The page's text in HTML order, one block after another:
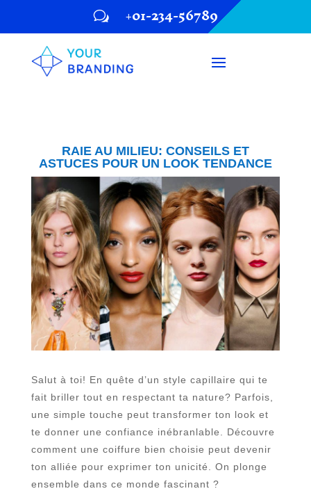
w +01-234-56789
RAIE AU MILIEU: CONSEILS ET
ASTUCES POUR UN LOOK TENDANCE
Salut à toi! En quête d’un style capillaire qui te
fait briller tout en respectant ta nature? Parfois,
une simple touche peut transformer ton look et
te donner une confiance inébranlable. Découvre
comment une coiffure bien choisie peut devenir
ton alliée pour exprimer ton unicité. On plonge
ensemble dans ce monde fascinant ?